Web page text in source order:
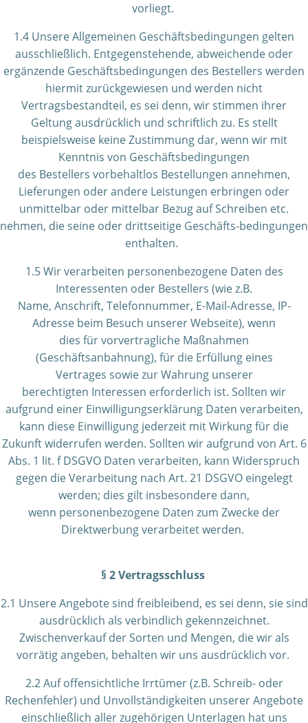
vorliegt.
1.4 Unsere Allgemeinen Geschäftsbedingungen gelten
ausschließlich. Entgegenstehende, abweichende oder
ergänzende Geschäftsbedingungen des Bestellers werden
hiermit zurückgewiesen und werden nicht
Vertragsbestandteil, es sei denn, wir stimmen ihrer
Geltung ausdrücklich und schriftlich zu. Es stellt
beispielsweise keine Zustimmung dar, wenn wir mit
Kenntnis von Geschäftsbedingungen
des Bestellers vorbehaltlos Bestellungen annehmen,
Lieferungen oder andere Leistungen erbringen oder
unmittelbar oder mittelbar Bezug auf Schreiben etc.
nehmen, die seine oder drittseitige Geschäfts-bedingungen
enthalten.
1.5 Wir verarbeiten personenbezogene Daten des
Interessenten oder Bestellers (wie z.B.
Name, Anschrift, Telefonnummer, E-Mail-Adresse, IP-
Adresse beim Besuch unserer Webseite), wenn
dies für vorvertragliche Maßnahmen
(Geschäftsanbahnung), für die Erfüllung eines
Vertrages sowie zur Wahrung unserer
berechtigten Interessen erforderlich ist. Sollten wir
aufgrund einer Einwilligungserklärung Daten verarbeiten,
kann diese Einwilligung jederzeit mit Wirkung für die
Zukunft widerrufen werden. Sollten wir aufgrund von Art. 6
Abs. 1 lit. f DSGVO Daten verarbeiten, kann Widerspruch
gegen die Verarbeitung nach Art. 21 DSGVO eingelegt
werden; dies gilt insbesondere dann,
wenn personenbezogene Daten zum Zwecke der
Direktwerbung verarbeitet werden.
§ 2 Vertragsschluss
2.1 Unsere Angebote sind freibleibend, es sei denn, sie sind
ausdrücklich als verbindlich gekennzeichnet.
Zwischenverkauf der Sorten und Mengen, die wir als
vorrätig angeben, behalten wir uns ausdrücklich vor.
2.2 Auf offensichtliche Irrtümer (z.B. Schreib- oder
Rechenfehler) und Unvollständigkeiten unserer Angebote
einschließlich aller zugehörigen Unterlagen hat uns